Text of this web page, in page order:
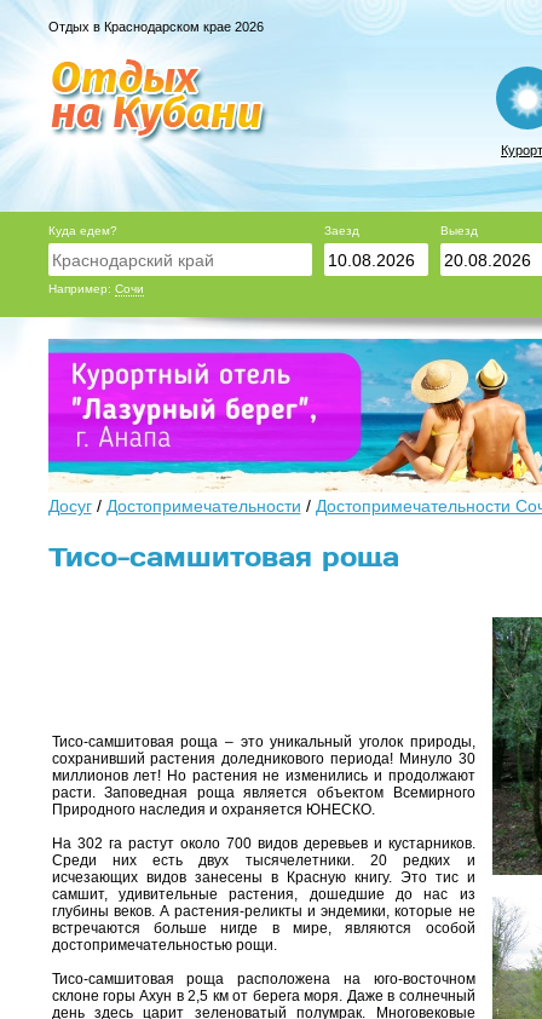
Отдых в Краснодарском крае 2026
Куда едем?
Например: Сочи
Заезд Выезд
Досуг/ Достопримечательности / Достопримечательности
Тисо-самшитовая роща
Тисо-самшитовая роща – это уникальный уголок природы,
сохранивший растения доледникового периода! Минуло 30
миллионов лет! Но растения не изменились и продолжают
расти. Заповедная роща является объектом Всемирного
Природного наследия и охраняется ЮНЕСКО.
На 302 га растут около 700 видов деревьев и кустарников.
Среди них есть двух тысячелетники. 20 редких и
исчезающих видов занесены в Красную книгу. Это тис и
самшит, удивительные растения, дошедшие до нас из
глубины веков. А растения-реликты и эндемики, которые не
встречаются больше нигде в мире, являются особой
достопримечательностью рощи.
Тисо-самшитовая роща расположена на юго-восточном
склоне горы Ахун в 2,5 км от берега моря. Даже в солнечный
день здесь царит зеленоватый полумрак. Многовековые